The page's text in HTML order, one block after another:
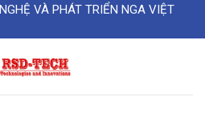
VÀ PHÁT TRIỂN NGA VIỆT